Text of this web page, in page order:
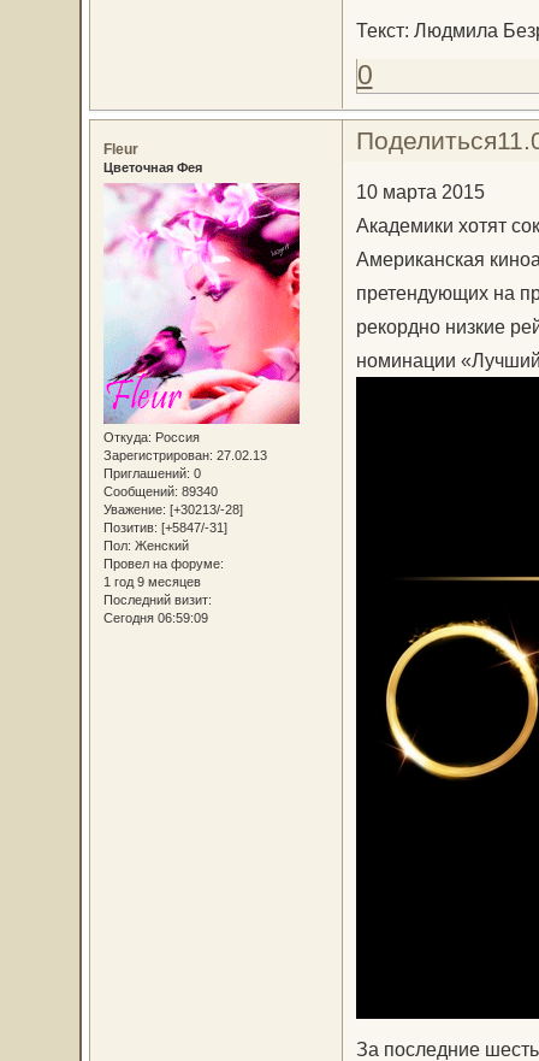
Текст: Людмила
0
Поделиться
Fleur
Цветочная Фея
Откуда: Россия
Зарегистрирован: 27.02.13
Приглашений: 0
Сообщений: 89340
Уважение: [+30213/-28]
Позитив: [+5847/-31]
Пол: Женский
Провел на форуме:
1 год 9 месяцев
Последний визит:
Сегодня 06:59:09
10 марта 2015
Академики хотят
Американская
претендующих на
рекордно низкие
номинации
За последние